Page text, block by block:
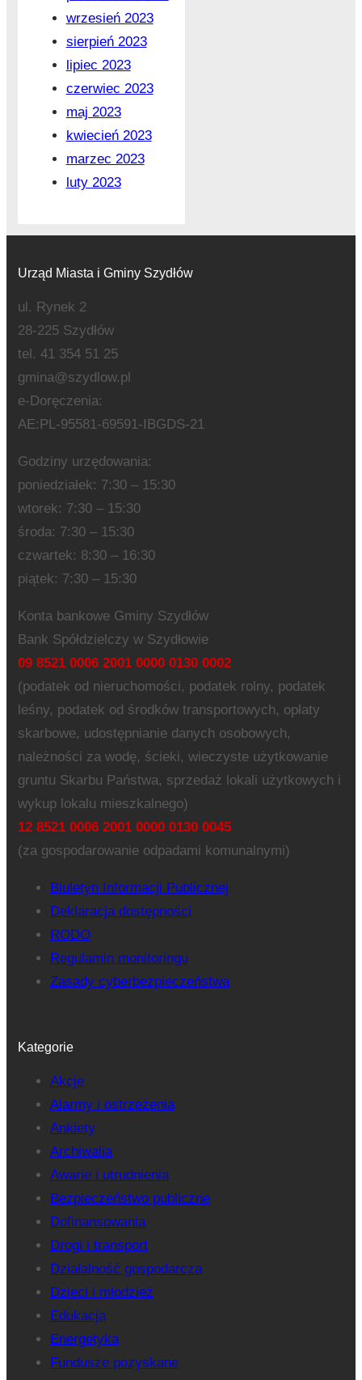
wrzesień 2023
sierpień 2023
lipiec 2023
czerwiec 2023
maj 2023
kwiecień 2023
marzec 2023
luty 2023
Urząd Miasta i Gminy Szydłów
ul. Rynek 2
28-225 Szydłów
tel. 41 354 51 25
gmina@szydlow.pl
e-Doręczenia:
AE:PL-95581-69591-IBGDS-21
Godziny urzędowania:
poniedziałek: 7:30 – 15:30
wtorek: 7:30 – 15:30
środa: 7:30 – 15:30
czwartek: 8:30 – 16:30
piątek: 7:30 – 15:30
Konta bankowe Gminy Szydłów
Bank Spółdzielczy w Szydłowie
09 8521 0006 2001 0000 0130 0002
(podatek od nieruchomości, podatek rolny, podatek
leśny, podatek od środków transportowych, opłaty
skarbowe, udostępnianie danych osobowych,
należności za wodę, ścieki, wieczyste użytkowanie
gruntu Skarbu Państwa, sprzedaż lokali użytkowych i
wykup lokalu mieszkalnego)
12 8521 0006 2001 0000 0130 0045
(za gospodarowanie odpadami komunalnymi)
Biuletyn Informacji Publicznej
Deklaracja dostępności
RODO
Regulamin monitoringu
Zasady cyberbezpieczeństwa
Kategorie
Akcje
Alarmy i ostrzeżenia
Ankiety
Archiwalia
Awarie i utrudnienia
Bezpieczeństwo publiczne
Dofinansowania
Drogi i transport
Działalność gospodarcza
Dzieci i młodzież
Edukacja
Energetyka
Fundusze pozyskane